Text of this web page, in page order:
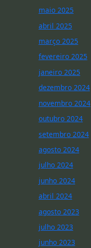
maio 2025
abril 2025
março 2025
fevereiro 2025
janeiro 2025
dezembro 2024
novembro 2024
outubro 2024
setembro 2024
agosto 2024
julho 2024
junho 2024
abril 2024
agosto 2023
julho 2023
junho 2023